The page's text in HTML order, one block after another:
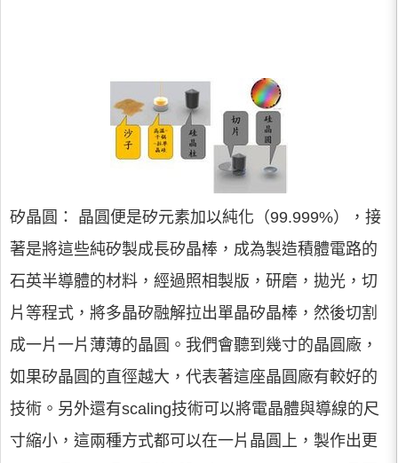
矽晶圓： 晶圓便是矽元素加以純化（99.999%），接
著是將這些純矽製成長矽晶棒，成為製造積體電路的
石英半導體的材料，經過照相製版，研磨，拋光，切
片等程式，將多晶矽融解拉出單晶矽晶棒，然後切割
成一片一片薄薄的晶圓。我們會聽到幾寸的晶圓廠，
如果矽晶圓的直徑越大，代表著這座晶圓廠有較好的
技術。另外還有scaling技術可以將電晶體與導線的尺
寸縮小，這兩種方式都可以在一片晶圓上，製作出更